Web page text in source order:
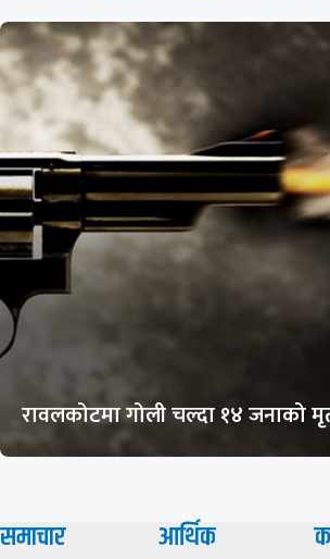
रावलकोटमा गोली चल्दा १४ जनाको
समाचार आर्थिक